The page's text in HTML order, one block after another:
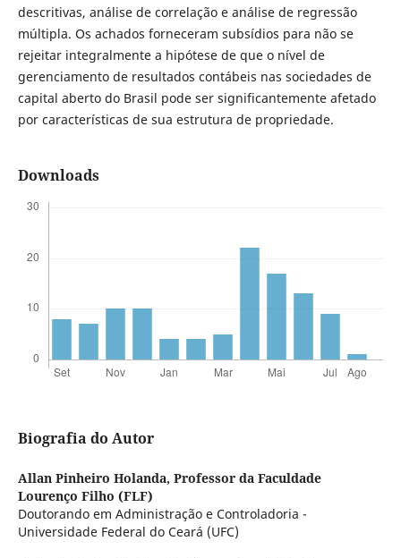
descritivas, análise de correlação e análise de regressão
múltipla. Os achados forneceram subsídios para não se
rejeitar integralmente a hipótese de que o nível de
gerenciamento de resultados contábeis nas sociedades de
capital aberto do Brasil pode ser significantemente afetado
por características de sua estrutura de propriedade.
Downloads
Biografia do Autor
Allan Pinheiro Holanda, Professor da Faculdade
Lourenço Filho (FLF)
Doutorando em Administração e Controladoria -
Universidade Federal do Ceará (UFC)